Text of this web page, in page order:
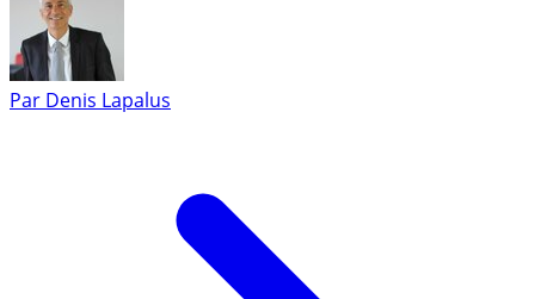
Par Denis Lapalus